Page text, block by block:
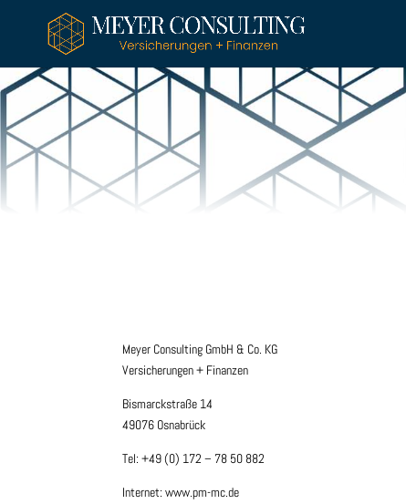
Meyer Consulting GmbH & Co. KG
Versicherungen + Finanzen
Bismarckstraße 14
49076 Osnabrück
Tel:+49 (0) 172 – 78 50 882
Internet: www.pm-mc.de